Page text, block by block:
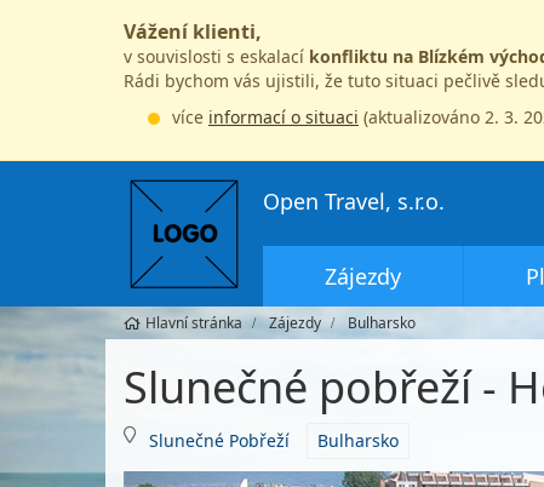
Vážení klienti,
v souvislosti s eskalací konfliktu na Blízkém
Rádi bychom vás ujistili, že tuto situaci pečlivě
více informací o situaci (aktualizováno 2. 3.
Open Travel, s.r.o.
Zájezdy
Hlavní stránka Zájezdy Bulharsko
Slunečné pobřeží -
Slunečné Pobřeží Bulharsko